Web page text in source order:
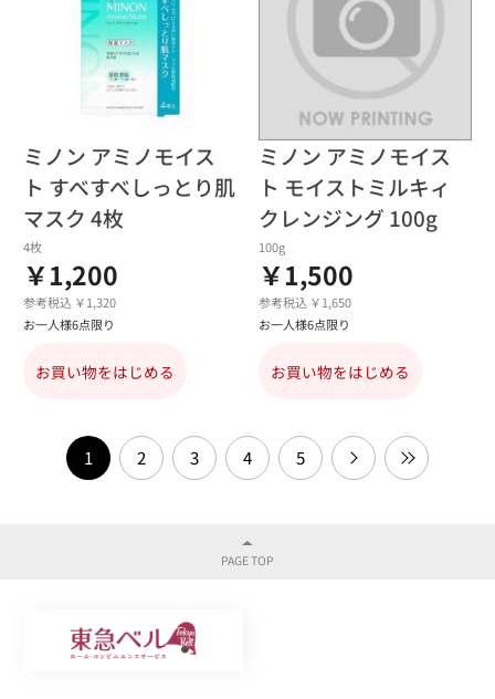
ミノン アミノモイス
ト すべすべしっとり肌
マスク 4枚
4枚
￥1,200
参考税込 ￥1,320
お一人様6点限り
お買い物をはじめる
ミノン アミノモイス
ト モイストミルキィ
クレンジング 100g
100g
￥1,500
参考税込 ￥1,650
お一人様6点限り
お買い物をはじめる
1 2 3 4 5